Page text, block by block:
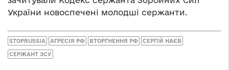
України новоспечені молодші сержанти.
STOPRUSSIA АГРЕСІЯ РФ ВТОРГНЕННЯ РФ СЕРГІЙ НАЄВ
СЕРЖАНТ ЗСУ